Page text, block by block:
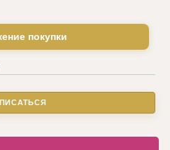
покупки